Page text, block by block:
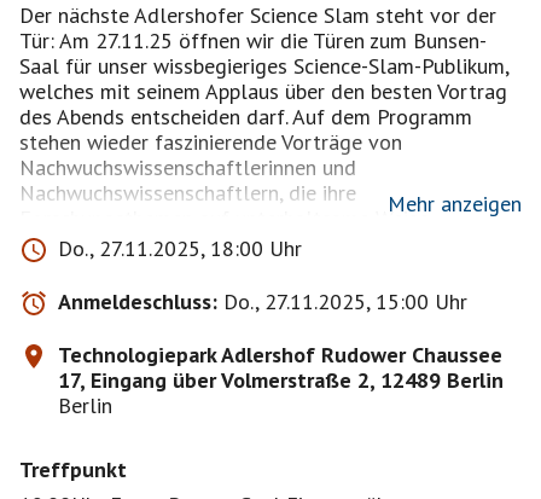
Der nächste Adlershofer Science Slam steht vor der
Tür: Am 27.11.25 öffnen wir die Türen zum Bunsen-
Saal für unser wissbegieriges Science-Slam-Publikum,
welches mit seinem Applaus über den besten Vortrag
des Abends entscheiden darf. Auf dem Programm
stehen wieder faszinierende Vorträge von
Nachwuchswissenschaftlerinnen und
Nachwuchswissenschaftlern, die ihre
Forschungsthemen auf unterhaltsame Weise
präsentieren. Lachmuskeltraining inklusive. Wir freuen
uns auf unterhaltsame Stunden.
Beginn 18.30 Uhr, Einlass ab 18.00 Uhr. Die Plätze
sind im Bunsen-Saal (Volmerstraße 2 in 12489 Berlin)
auf max. 420 begrenzt. ( freie Platzwahl )
Tickets für 10,00 Euro gibt es unter
oder vor Ort nach telefonischer oder schriftlicher
Mehr anzeigen
Do., 27.11.2025, 18:00 Uhr
Anmeldeschluss: Do., 27.11.2025, 15:00 Uhr
Technologiepark Adlershof Rudower Chaussee
17, Eingang über Volmerstraße 2, 12489 Berlin
Berlin
Treffpunkt